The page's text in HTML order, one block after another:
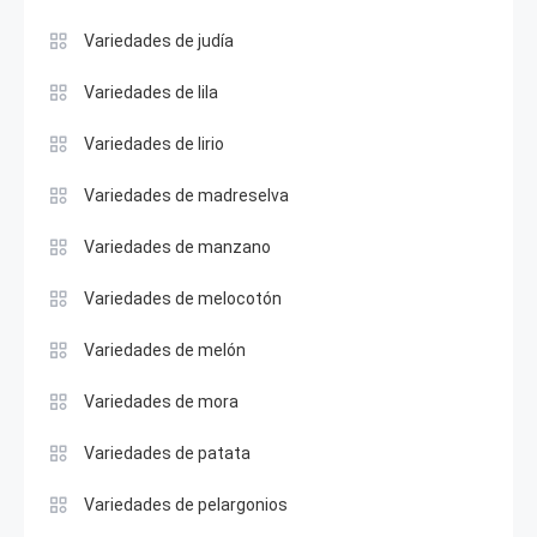
Variedades de judía
Variedades de lila
Variedades de lirio
Variedades de madreselva
Variedades de manzano
Variedades de melocotón
Variedades de melón
Variedades de mora
Variedades de patata
Variedades de pelargonios